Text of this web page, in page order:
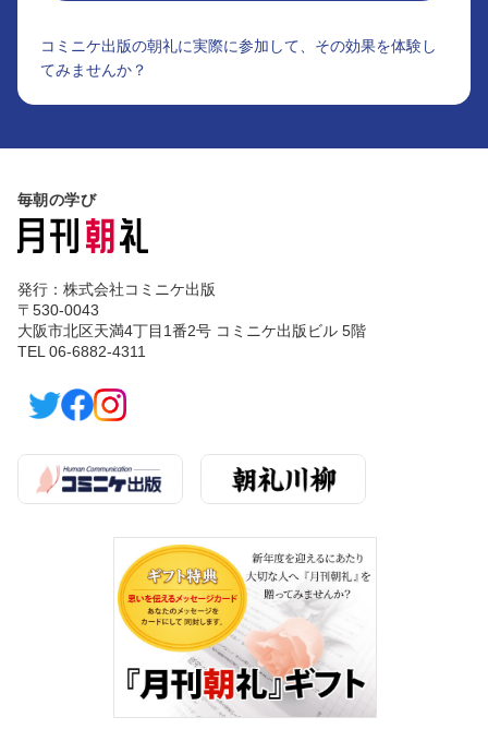
コミニケ出版の朝礼に実際に参加して、その効果を体験し
てみませんか？
毎朝の学び
発行：株式会社コミニケ出版
〒530-0043
大阪市北区天満4丁目1番2号 コミニケ出版ビル 5階
TEL 06-6882-4311